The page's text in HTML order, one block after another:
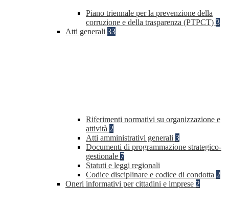
Piano triennale per la prevenzione della
corruzione e della trasparenza (PTPCT) 3
Atti generali 33
Riferimenti normativi su organizzazione e
attività 2
Atti amministrativi generali 3
Documenti di programmazione strategico-
gestionale 7
Statuti e leggi regionali
Codice disciplinare e codice di condotta 2
Oneri informativi per cittadini e imprese 2